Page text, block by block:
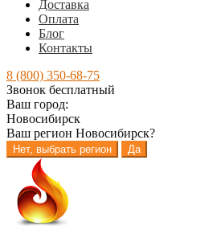
Доставка
Оплата
Блог
Контакты
8 (800) 350-68-75
Звонок бесплатный
Ваш город:
Новосибирск
Ваш регион Новосибирск?
Нет, выбрать регион Да
Перейти
навигации
Перейти
содержимому